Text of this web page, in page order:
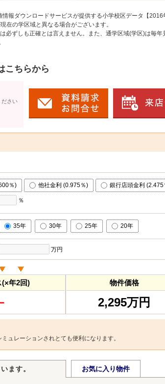
報ダウンロードサービスが提供する小学校区データ【2016
在の学区域と異なる場合がございます。
必ずしも正確とは言えません。また、通学区域(学区)は毎年
こちらから
ださい
％) 他社金利 (0.975％) 銀行店頭金利 (2.475
％
35年 30年 25年 20年
万円
(×年2回) 物件価格
2,295万円
ュレーションされとても便利になります。
ます。 お気に入り物件